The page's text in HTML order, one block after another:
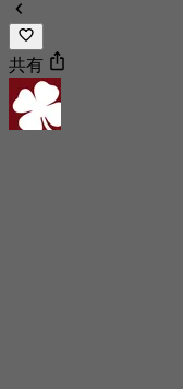
共有